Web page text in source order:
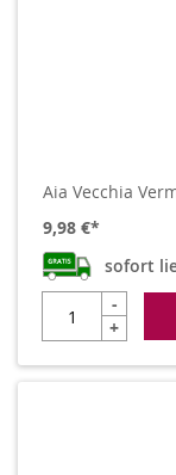
Aia Vecchia
9,98 €
sofort
-
+